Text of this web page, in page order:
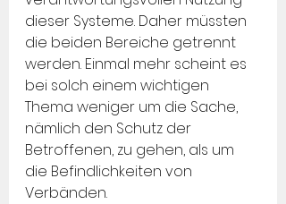
dieser Systeme. Daher müssten
die beiden Bereiche getrennt
werden. Einmal mehr scheint es
bei solch einem wichtigen
Thema weniger um die Sache,
nämlich den Schutz der
Betroffenen, zu gehen, als um
die Befindlichkeiten von
Verbänden.